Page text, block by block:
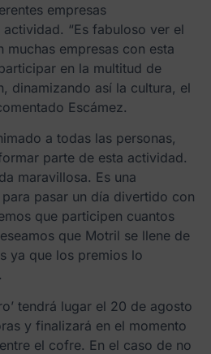
empresas
“Es fabuloso ver el
muchas empresas con esta
en la multitud de
dinamizando así la cultura, el
Escámez.
a todas las personas,
parte de esta actividad.
maravillosa. Es una
pasar un día divertido con
que participen cuantos
que Motril se llene de
ya que los premios lo
tendrá lugar el 20 de agosto
y finalizará en el momento
el cofre. En el caso de no